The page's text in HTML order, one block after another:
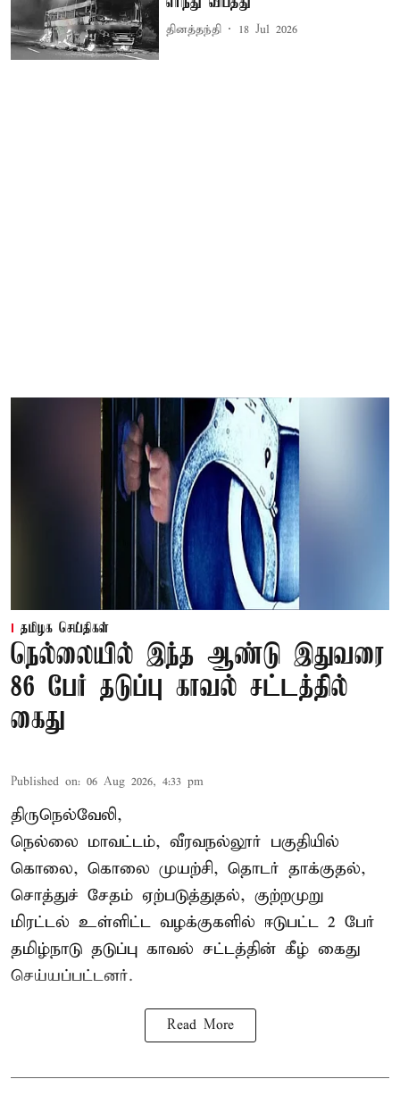
தினத்தந்தி 18 Jul 2026
தமிழக செய்திகள்
நெல்லையில் இந்த ஆண்டு இதுவரை
86 பேர் தடுப்பு காவல் சட்டத்தில்
கைது
Published on: 06 Aug 2026, 4:33 pm
திருநெல்வேலி,
நெல்லை மாவட்டம், வீரவநல்லூர் பகுதியில்
கொலை, கொலை முயற்சி, தொடர் தாக்குதல்,
சொத்துச் சேதம் ஏற்படுத்துதல், குற்றமுறு
மிரட்டல் உள்ளிட்ட வழக்குகளில் ஈடுபட்ட 2 பேர்
தமிழ்நாடு தடுப்பு காவல் சட்டத்தின் கீழ் கைது
செய்யப்பட்டனர்.
Read More